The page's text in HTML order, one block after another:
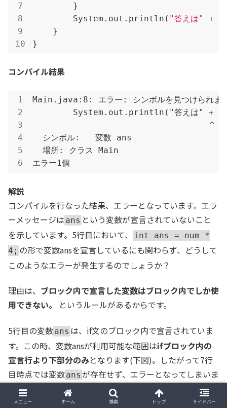
        }
        System.out.println(
"答えは"
+
    }
}
コンパイル結果
Main.java:8: エラー: シンボルを見つけられま
System.out.println("答えは" +
                                   ^
  シンボル:   変数 ans
  場所: クラス Main
エラー1個
解説
コンパイルを行なった結果、エラーとなっています。エラ
ーメッセージは ans という変数が宣言されていないこと
を示しています。5行目において、
int ans = num *
4; の形で変数ansを宣言しているにも関わらず、どうして
このようなエラーが発生するのでしょうか？
理由は、 ブロック内で宣言した変数はブロック内でしか使
用できない。
というルールがあるからです。
5行目の変数ans は、if文のブロック内で宣言されていま
す。この時、変数ansが利用可能な範囲はifブロック内の
宣言行より下部分のみとなります(下図)。したがって7行
目時点では変数ans が存在せず、エラーとなってしまいま
す。
メニュー ホーム 検索 トップ サイドバー